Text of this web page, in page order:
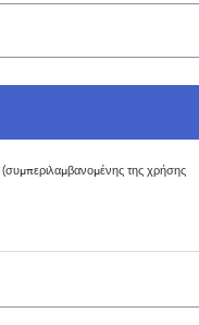
(συμπεριλαμβανομένης της χρήσης